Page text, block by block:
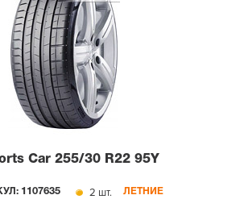
Car 255/30 R22 95Y
1107635 2 шт. ЛЕТНИЕ